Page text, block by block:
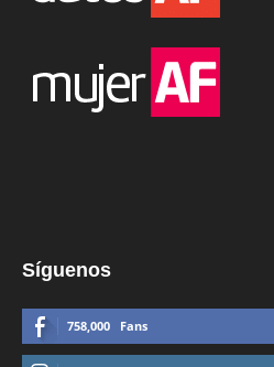
Síguenos
758,000 Fans